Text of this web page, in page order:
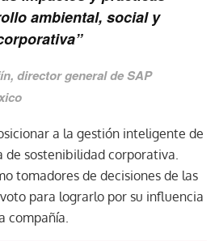
ambiental, social y
director general de SAP
a la gestión inteligente de
de sostenibilidad corporativa.
tomadores de decisiones de las
para lograrlo por su influencia
compañía.